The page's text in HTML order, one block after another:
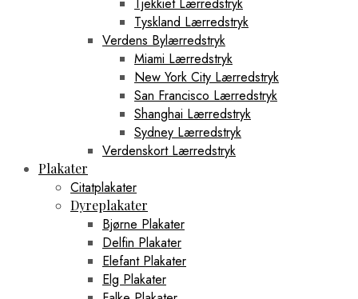
Tyskland Lærredstryk
Verdens Bylærredstryk
Miami Lærredstryk
New York City Lærredstryk
San Francisco Lærredstryk
Shanghai Lærredstryk
Sydney Lærredstryk
Verdenskort Lærredstryk
Plakater
Citatplakater
Dyreplakater
Bjørne Plakater
Delfin Plakater
Elefant Plakater
Elg Plakater